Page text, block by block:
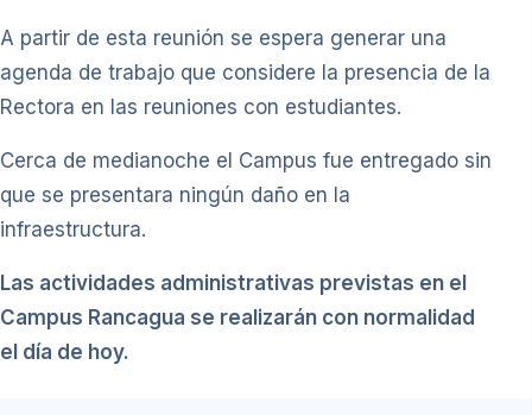
A partir de esta reunión se espera generar una
agenda de trabajo que considere la presencia de la
Rectora en las reuniones con estudiantes.
Cerca de medianoche el Campus fue entregado sin
que se presentara ningún daño en la
infraestructura.
Las actividades administrativas previstas en el
Campus Rancagua se realizarán con normalidad
el día de hoy.